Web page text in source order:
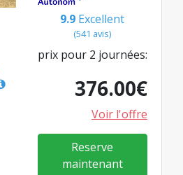
9.9 Excellent
(541 avis)
prix pour 2 journées:
376.00€
Voir l'offre
Reserve
maintenant